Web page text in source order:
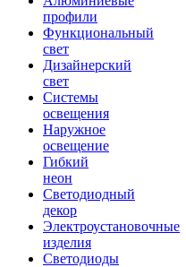
профили
Функциональный
свет
Дизайнерский
свет
Системы
освещения
Наружное
освещение
Гибкий
неон
Светодиодный
декор
Электроустановочные
изделия
Светодиоды